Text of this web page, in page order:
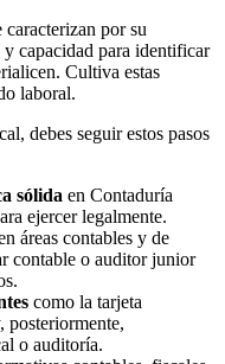
caracterizan por su
capacidad para identificar
Cultiva estas
laboral.
debes seguir estos pasos
sólida en Contaduría
ejercer legalmente.
áreas contables y de
contable o auditor junior
como la tarjeta
posteriormente,
o auditoría.